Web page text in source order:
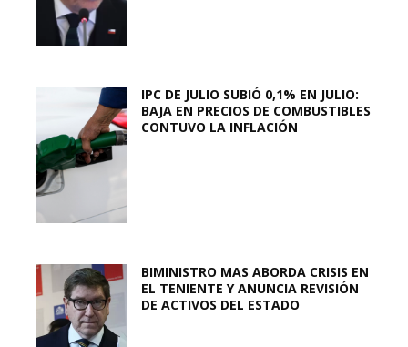
IPC DE JULIO SUBIÓ 0,1% EN JULIO:
BAJA EN PRECIOS DE COMBUSTIBLES
CONTUVO LA INFLACIÓN
BIMINISTRO MAS ABORDA CRISIS EN
EL TENIENTE Y ANUNCIA REVISIÓN
DE ACTIVOS DEL ESTADO